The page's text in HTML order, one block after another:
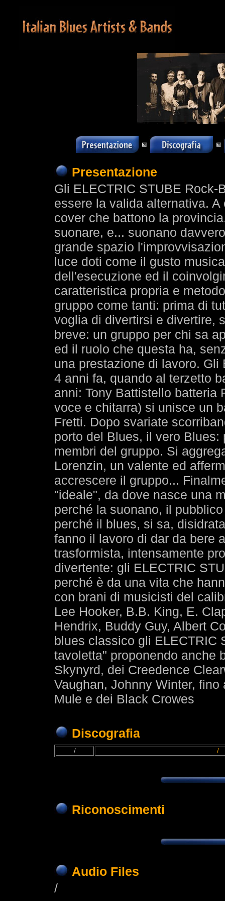
Presentazione
Gli ELECTRIC STUBE
essere la valida alternativa.
cover che battono la
suonare, e... suonano
grande spazio
luce doti come il gusto
dell'esecuzione ed il
caratteristica propria e
gruppo come tanti: prima di
voglia di divertirsi e divertire,
breve: un gruppo per chi sa
ed il ruolo che questa ha,
una prestazione di lavoro.
4 anni fa, quando al terzetto
anni: Tony Battistello batteria
voce e chitarra) si unisce un
Fretti. Dopo svariate
porto del Blues, il vero
membri del gruppo. Si
Lorenzin, un valente ed
accrescere il gruppo...
"ideale", da dove nasce una
perché la suonano, il
perché il blues, si sa,
fanno il lavoro di dar da bere
trasformista, intensamente
divertente: gli ELECTRIC
perché è da una vita che
con brani di musicisti del
Lee Hooker, B.B. King, E.
Hendrix, Buddy Guy, Albert
blues classico gli ELECTRIC
tavoletta" proponendo anche
Skynyrd, dei Creedence
Vaughan, Johnny Winter,
Mule e dei Black Crowes
Discografia
/ /
Riconoscimenti
Audio Files
/